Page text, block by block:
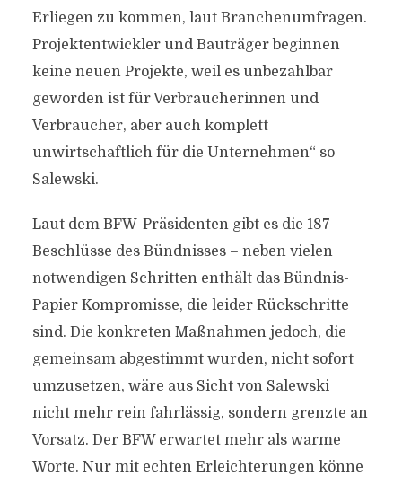
Erliegen zu kommen, laut Branchenumfragen.
Projektentwickler und Bauträger beginnen
keine neuen Projekte, weil es unbezahlbar
geworden ist für Verbraucherinnen und
Verbraucher, aber auch komplett
unwirtschaftlich für die Unternehmen“ so
Salewski.
Laut dem BFW-Präsidenten gibt es die 187
Beschlüsse des Bündnisses – neben vielen
notwendigen Schritten enthält das Bündnis-
Papier Kompromisse, die leider Rückschritte
sind. Die konkreten Maßnahmen jedoch, die
gemeinsam abgestimmt wurden, nicht sofort
umzusetzen, wäre aus Sicht von Salewski
nicht mehr rein fahrlässig, sondern grenzte an
Vorsatz. Der BFW erwartet mehr als warme
Worte. Nur mit echten Erleichterungen könne